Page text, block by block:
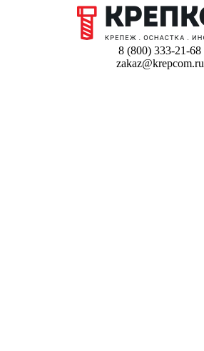
8 (800) 333-21-68
zakaz@krepcom.ru